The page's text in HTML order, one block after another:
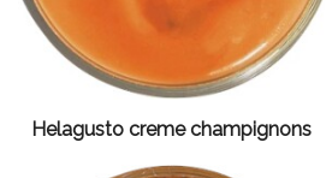
Helagusto creme champignons